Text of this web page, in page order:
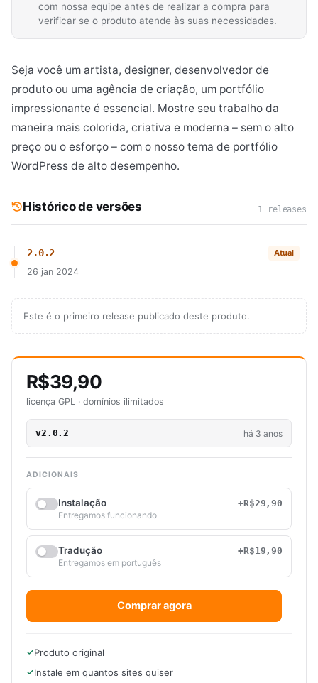
com nossa equipe antes de realizar a compra para
verificar se o produto atende às suas necessidades.
Seja você um artista, designer, desenvolvedor de
produto ou uma agência de criação, um portfólio
impressionante é essencial. Mostre seu trabalho da
maneira mais colorida, criativa e moderna – sem o alto
preço ou o esforço – com o nosso tema de portfólio
WordPress de alto desempenho.
Histórico de versões 1 releases
2.0.2 Atual
26 jan 2024
Este é o primeiro release publicado deste produto.
R$39,90
licença GPL · domínios ilimitados
v2.0.2 há 3 anos
ADICIONAIS
Instalação
+R$29,90
Entregamos funcionando
Tradução
+R$19,90
Entregamos em português
Comprar agora
Produto original
Instale em quantos sites quiser